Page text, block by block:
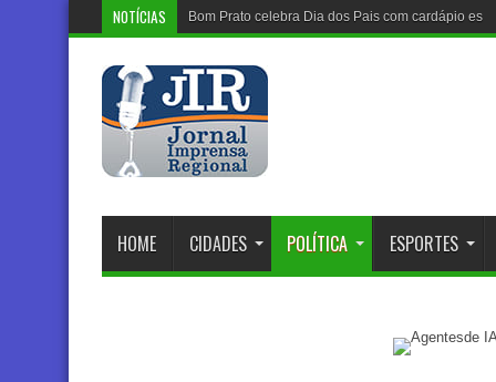
NOTÍCIAS
HOME CIDADES POLÍTICA ESPORTES